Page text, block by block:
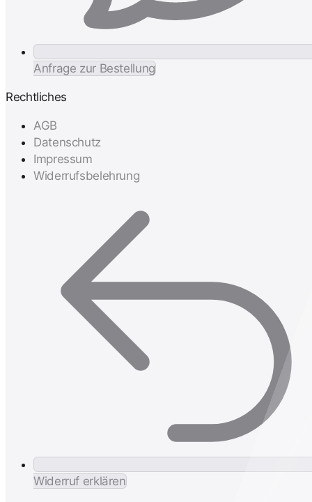
Anfrage zur Bestellung
Rechtliches
AGB
Datenschutz
Impressum
Widerrufsbelehrung
Widerruf erklären